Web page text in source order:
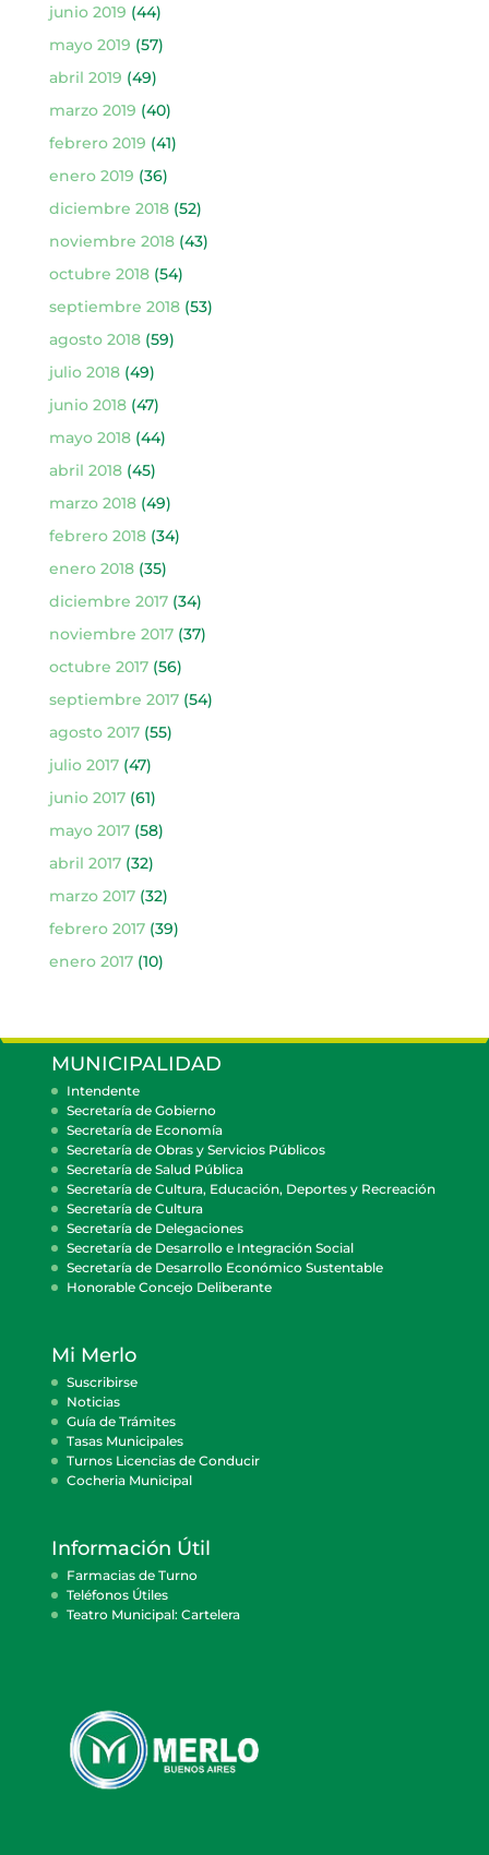
junio 2019 (44)
mayo 2019 (57)
abril 2019 (49)
marzo 2019 (40)
febrero 2019 (41)
enero 2019 (36)
diciembre 2018(52)
noviembre 2018(43)
octubre 2018(54)
septiembre 2018(53)
agosto 2018(59)
julio 2018(49)
junio 2018(47)
mayo 2018(44)
abril 2018(45)
marzo 2018(49)
febrero 2018(34)
enero 2018(35)
diciembre 2017(34)
noviembre 2017(37)
octubre 2017(56)
septiembre 2017(54)
agosto 2017(55)
julio 2017(47)
junio 2017(61)
mayo 2017(58)
abril 2017(32)
marzo 2017(32)
febrero 2017(39)
enero 2017(10)
MUNICIPALIDAD
Intendente
Secretaría de Gobierno
Secretaría de Economía
Secretaría de Obras y Servicios Públicos
Secretaría de Salud Pública
Secretaría de Cultura, Educación, Deportes y Recreación
Secretaría de Cultura
Secretaría de Delegaciones
Secretaría de Desarrollo e Integración Social
Secretaría de Desarrollo Económico Sustentable
Honorable Concejo Deliberante
Mi Merlo
Suscribirse
Noticias
Guía de Trámites
Tasas Municipales
Turnos Licencias de Conducir
Cocheria Municipal
Información Útil
Farmacias de Turno
Teléfonos Útiles
Teatro Municipal: Cartelera